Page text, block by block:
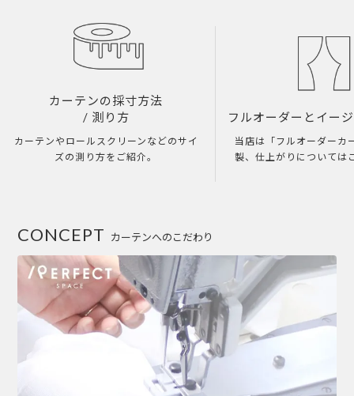
カーテンの採寸方法
/ 測り方
カーテンやロールスクリーンなどのサイ
ズの測り方をご紹介。
フルオーダーとイー
当店は「フルオーダーカ
製、仕上がりについては
カーテンへのこだわり
CONCEPT